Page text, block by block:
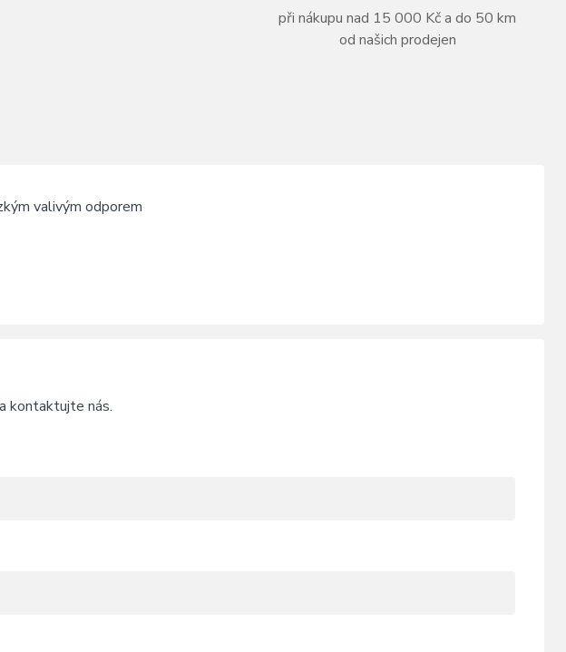
při nákupu nad 15 000 Kč a do 50 km
od našich prodejen
valivým odporem
kontaktujte nás.